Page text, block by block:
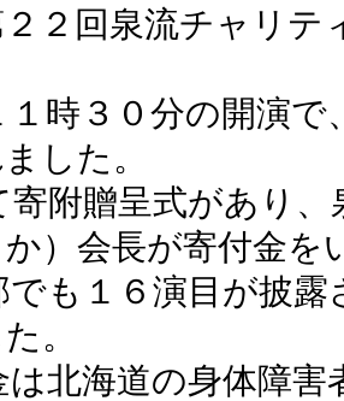
２回泉流チャリテ
時３０分の開演で
した。
附贈呈式があり、
か）会長が寄付金
も１６演目が披露
。
北海道の身体障害